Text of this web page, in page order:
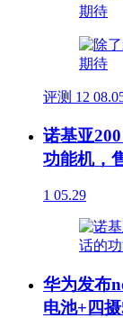
评测 12
诺基亚
功能机，
1 05.29
华为发布
电池+四